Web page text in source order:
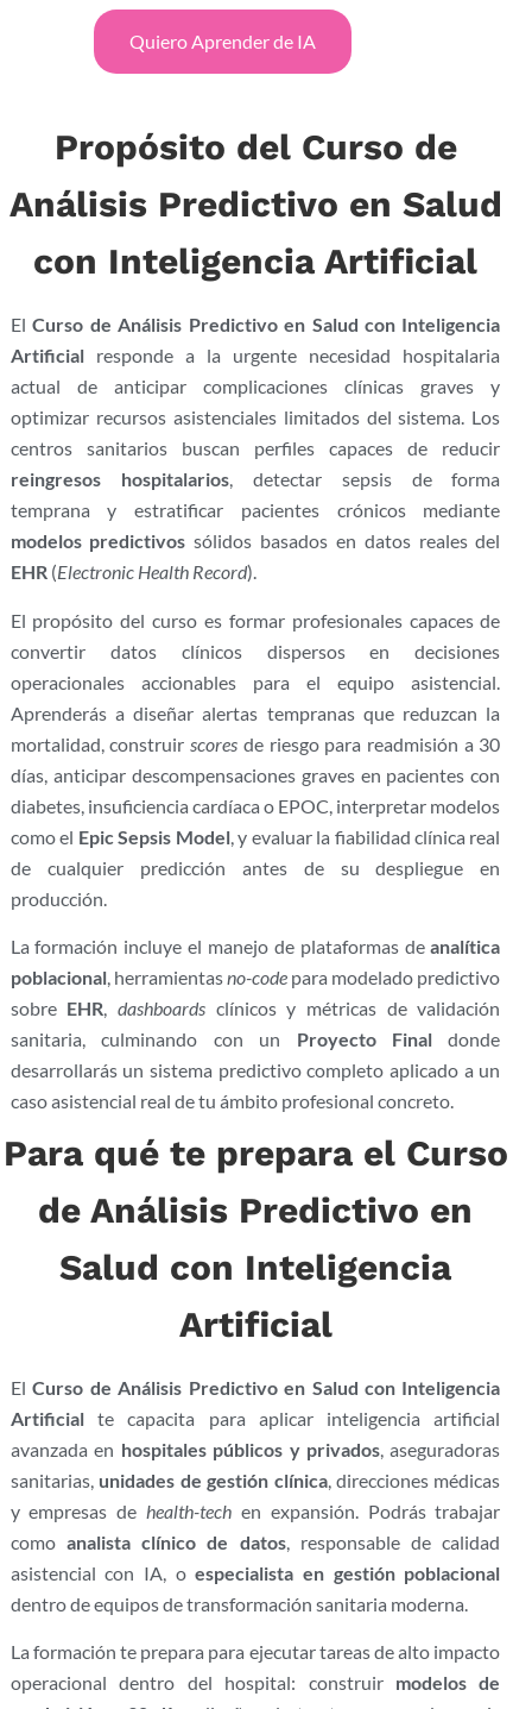
Quiero Aprender de IA
Propósito del Curso de
Análisis Predictivo en Salud
con Inteligencia Artificial
ElCurso de Análisis Predictivo en Salud con Inteligencia
Artificialresponde a la urgente necesidad hospitalaria
actual de anticipar complicaciones clínicas graves y
optimizar recursos asistenciales limitados del sistema. Los
centros sanitarios buscan perfiles capaces de reducir
reingresos hospitalarios, detectar sepsis de forma
temprana y estratificar pacientes crónicos mediante
modelos predictivos sólidos basados en datos reales del
EHR(Electronic Health Record).
El propósito del curso es formar profesionales capaces de
convertir datos clínicos dispersos en decisiones
operacionales accionables para el equipo asistencial.
Aprenderás a diseñar alertas tempranas que reduzcan la
mortalidad, construir scores de riesgo para readmisión a 30
días, anticipar descompensaciones graves en pacientes con
diabetes, insuficiencia cardíaca o EPOC, interpretar modelos
como el Epic Sepsis Model, y evaluar la fiabilidad clínica real
de cualquier predicción antes de su despliegue en
producción.
La formación incluye el manejo de plataformas deanalítica
poblacional, herramientasno-codepara modelado predictivo
sobre EHR, dashboards clínicos y métricas de validación
sanitaria, culminando con un Proyecto Final donde
desarrollarás un sistema predictivo completo aplicado a un
caso asistencial real de tu ámbito profesional concreto.
Para qué te prepara el Curso
de Análisis Predictivo en
Salud con Inteligencia
Artificial
ElCurso de Análisis Predictivo en Salud con Inteligencia
Artificialte capacita para aplicar inteligencia artificial
avanzada en hospitales públicos y privados , aseguradoras
sanitarias, unidades de gestión clínica, direcciones médicas
y empresas de health-tech en expansión. Podrás trabajar
como analista clínico de datos, responsable de calidad
asistencial con IA, oespecialista en gestión poblacional
dentro de equipos de transformación sanitaria moderna.
La formación te prepara para ejecutar tareas de alto impacto
operacional dentro del hospital: construir modelos de